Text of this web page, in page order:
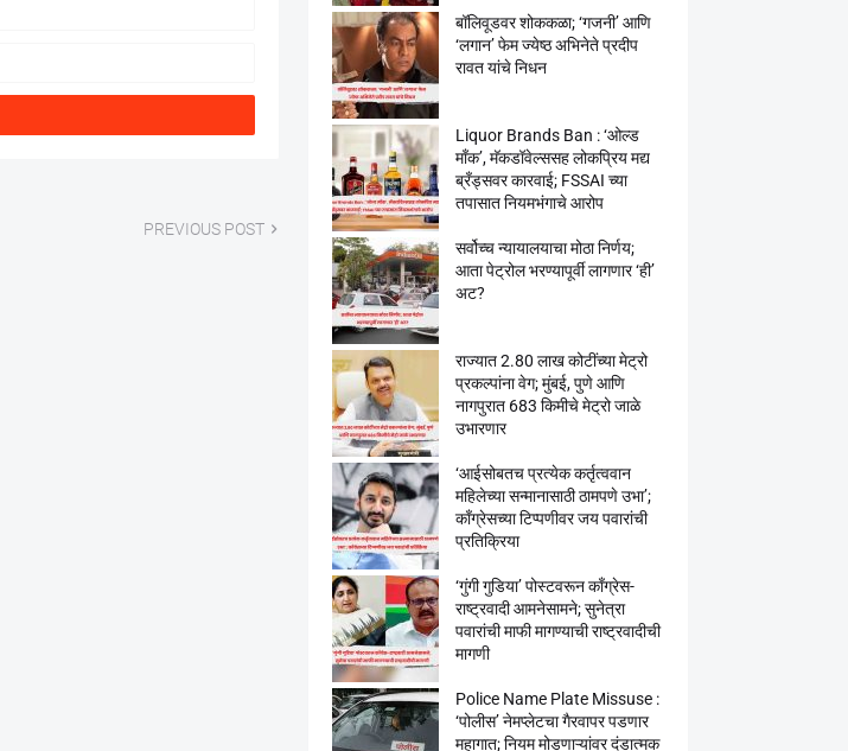
PREVIOUS POST
बॉलिवूडवर शोककळा; ‘गजनी’ आणि
‘लगान’ फेम ज्येष्ठ अभिनेते प्रदीप
रावत यांचे निधन
Liquor Brands Ban : ‘ओल्ड
मॉंक’, मॅकडॉवेल्ससह लोकप्रिय मद्य
ब्रँड्सवर कारवाई; FSSAI च्या
तपासात नियमभंगाचे आरोप
सर्वोच्च न्यायालयाचा मोठा निर्णय;
आता पेट्रोल भरण्यापूर्वी लागणार ‘ही’
अट?
राज्यात 2.80 लाख कोटींच्या मेट्रो
प्रकल्पांना वेग; मुंबई, पुणे आणि
नागपुरात 683 किमीचे मेट्रो जाळे
उभारणार
‘आईसोबतच प्रत्येक कर्तृत्ववान
महिलेच्या सन्मानासाठी ठामपणे उभा’;
काँग्रेसच्या टिप्पणीवर जय पवारांची
प्रतिक्रिया
‘गुंगी गुडिया’ पोस्टवरून काँग्रेस-
राष्ट्रवादी आमनेसामने; सुनेत्रा
पवारांची माफी मागण्याची राष्ट्रवादीची
मागणी
Police Name Plate Missuse :
‘पोलीस’ नेमप्लेटचा गैरवापर पडणार
महागात; नियम मोडणाऱ्यांवर दंडात्मक